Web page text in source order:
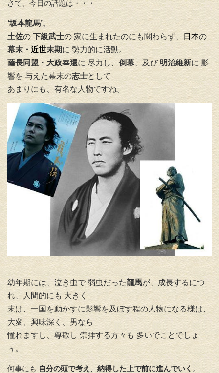
さて、今日の話題は・・・
‘坂本龍馬’。
土佐の 下級武士の 家に生まれたのにも関わらず、 日本の
幕末・近世末期に 勢力的に活動。
薩長同盟 ・大政奉還に 尽力し、 倒幕、及び 明治維新に 影
響を 与えた幕末の志士として
あまりにも、有名な人物ですね。
幼年期には、泣き虫で 弱虫だった龍馬が、成長するにつ
れ、人間的にも 大きく
末は、一国を動かすに影響を及ぼす程の人物になる様は、
大変、興味深く、男なら
憧れますし、尊敬し 崇拝する方々も 多いでことでしょ
ぅ 。
何事にも 自分の頭で考え 納得した上で前に進んでいく 。